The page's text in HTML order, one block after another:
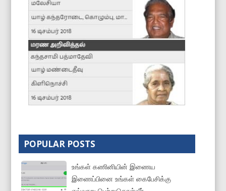
POPULAR POSTS
உங்கள் கணினியின் இணைய
இணைப்பினை உங்கள் கைபேசிக்கு